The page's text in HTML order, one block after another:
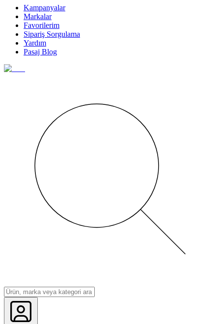
Kampanyalar
Markalar
Favorilerim
Sipariş Sorgulama
Yardım
Pasaj Blog